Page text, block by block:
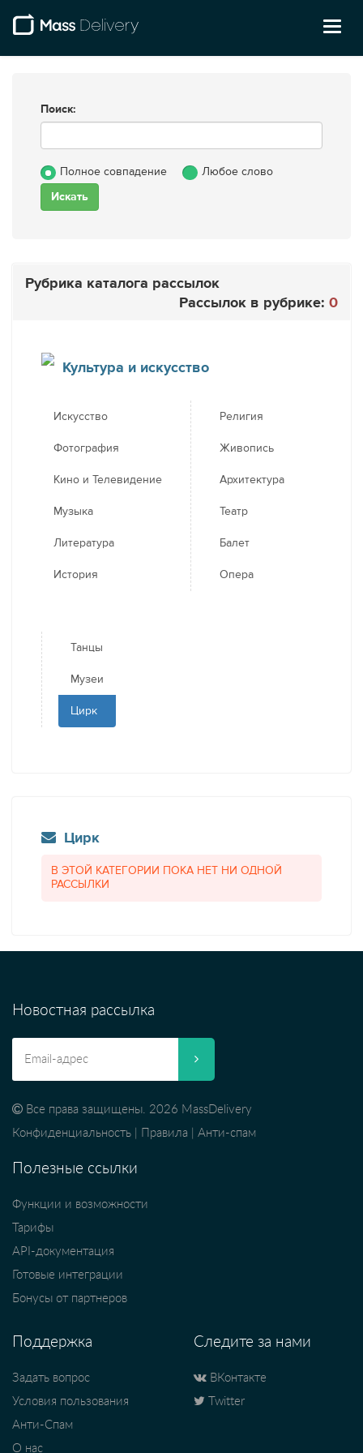
Поиск:
Полное совпадение Любое слово
Рубрика каталога рассылок
Рассылок в рубрике: 0
Культура и искусство
Искусство
Фотография
Кино и Телевидение
Музыка
Литература
История
Религия
Живопись
Архитектура
Театр
Балет
Опера
Танцы
Музеи
Цирк
Цирк
В ЭТОЙ КАТЕГОРИИ ПОКА НЕТ НИ ОДНОЙ
РАССЫЛКИ
Новостная рассылка
Все права защищены. 2026 MassDelivery
Конфиденциальность
Правила Анти-спам
Полезные ссылки
Функции и возможности
Тарифы
API-документация
Готовые интеграции
Бонусы от партнеров
Поддержка
Задать вопрос
Условия пользования
Анти-Спам
О нас
Следите за нами
ВКонтакте
Twitter